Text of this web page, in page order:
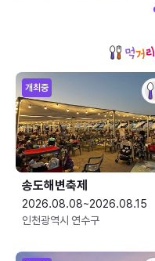
개최중
송도해변축제
2026.08.08~2026.08.15
인천광역시 연수구